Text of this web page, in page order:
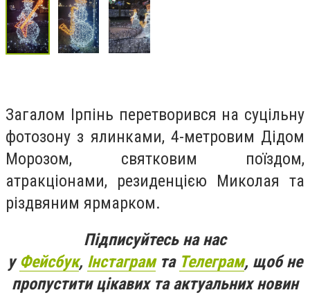
Загалом Ірпінь перетворився на суцільну
фотозону з ялинками, 4-метровим Дідом
Морозом, святковим поїздом,
атракціонами, резиденцією Миколая та
різдвяним ярмарком.
Підписуйтесь на нас
уФейсбук, Інстаграмта Телеграм, щоб не
пропустити цікавих та актуальних новин